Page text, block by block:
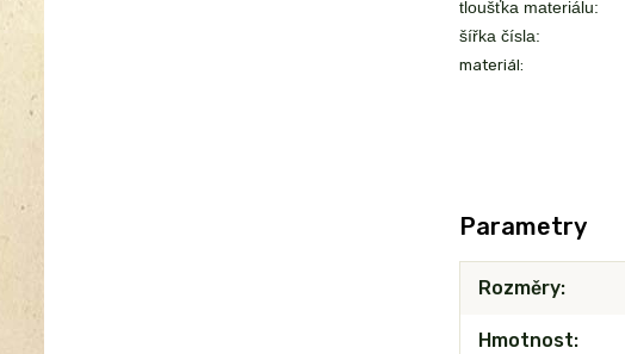
tloušťka materiálu:
šířka čísla:
materiál:
Parametry
Rozměry
Hmotnost